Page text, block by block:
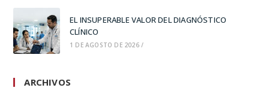
EL INSUPERABLE VALOR DEL DIAGNÓSTICO
CLÍNICO
1 DE AGOSTO DE 2026 /
ARCHIVOS